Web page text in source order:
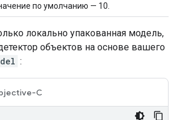
по умолчанию — 10.
локально упакованная модель,
объектов на основе вашего
:
C